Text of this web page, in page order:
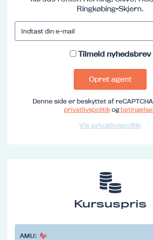
Ringkøbing-Skjern.
Tilmeld nyhedsbrev
Opret agent
Denne side er beskyttet af
privatlivspolitikog
Vis privatlivspolitik
Kursuspris
AMU: